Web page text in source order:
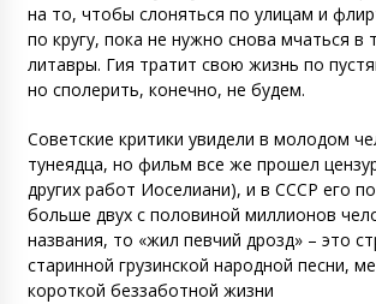
на то, чтобы слоняться по улицам и
по кругу, пока не нужно снова мчаться в
литавры. Гия тратит свою жизнь по
но сполерить, конечно, не будем.
Советские критики увидели в молодом
тунеядца, но фильм все же прошел
других работ Иоселиани), и в СССР его
больше двух с половиной миллионов
названия, то «жил певчий дрозд» – это
старинной грузинской народной песни,
короткой беззаботной жизни